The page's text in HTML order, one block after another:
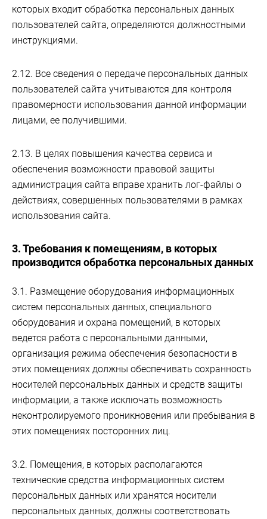
которых входит обработка персональных данных
пользователей сайта, определяются должностными
инструкциями.
2.12. Все сведения о передаче персональных данных
пользователей сайта учитываются для контроля
правомерности использования данной информации
лицами, ее получившими.
2.13. В целях повышения качества сервиса и
обеспечения возможности правовой защиты
администрация сайта вправе хранить лог-файлы о
действиях, совершенных пользователями в рамках
использования сайта.
3. Требования к помещениям, в которых
производится обработка персональных данных
3.1. Размещение оборудования информационных
систем персональных данных, специального
оборудования и охрана помещений, в которых
ведется работа с персональными данными,
организация режима обеспечения безопасности в
этих помещениях должны обеспечивать сохранность
носителей персональных данных и средств защиты
информации, а также исключать возможность
неконтролируемого проникновения или пребывания в
этих помещениях посторонних лиц.
3.2. Помещения, в которых располагаются
технические средства информационных систем
персональных данных или хранятся носители
персональных данных, должны соответствовать